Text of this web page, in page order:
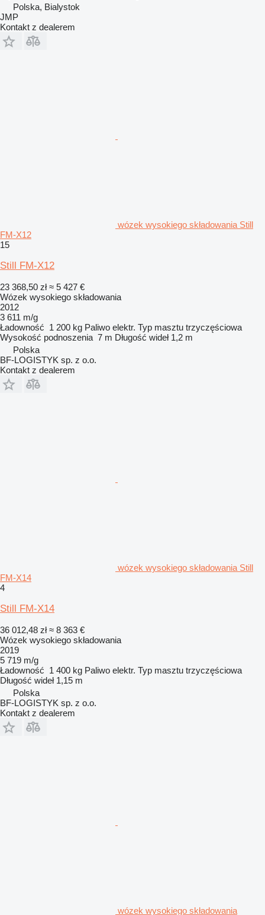
Polska, Bialystok
JMP
Kontakt z dealerem
wózek wysokiego składowania Still
FM-X12
15
Still FM-X12
23 368,50 zł ≈ 5 427 €
Wózek wysokiego składowania
2012
3 611 m/g
Ładowność 1 200 kg Paliwo elektr. Typ masztu trzyczęściowa
Wysokość podnoszenia 7 m Długość wideł 1,2 m
Polska
BF-LOGISTYK sp. z o.o.
Kontakt z dealerem
wózek wysokiego składowania Still
FM-X14
4
Still FM-X14
36 012,48 zł ≈ 8 363 €
Wózek wysokiego składowania
2019
5 719 m/g
Ładowność 1 400 kg Paliwo elektr. Typ masztu trzyczęściowa
Długość wideł 1,15 m
Polska
BF-LOGISTYK sp. z o.o.
Kontakt z dealerem
wózek wysokiego składowania